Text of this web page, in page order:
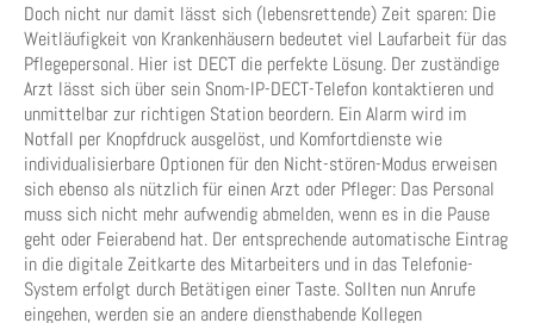
Doch nicht nur damit lässt sich (lebensrettende) Zeit sparen: Die
Weitläufigkeit von Krankenhäusern bedeutet viel Laufarbeit für das
Pflegepersonal. Hier ist DECT die perfekte Lösung. Der zuständige
Arzt lässt sich über sein Snom-IP-DECT-Telefon kontaktieren und
unmittelbar zur richtigen Station beordern. Ein Alarm wird im
Notfall per Knopfdruck ausgelöst, und Komfortdienste wie
individualisierbare Optionen für den Nicht-stören-Modus erweisen
sich ebenso als nützlich für einen Arzt oder Pfleger: Das Personal
muss sich nicht mehr aufwendig abmelden, wenn es in die Pause
geht oder Feierabend hat. Der entsprechende automatische Eintrag
in die digitale Zeitkarte des Mitarbeiters und in das Telefonie-
System erfolgt durch Betätigen einer Taste. Sollten nun Anrufe
eingehen, werden sie an andere diensthabende Kollegen